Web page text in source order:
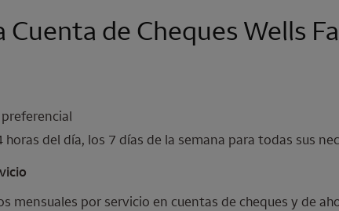
Cuenta de Cheques Wells
del día, los 7 días de la semana para todas sus
mensuales por servicio en cuentas de cheques y de